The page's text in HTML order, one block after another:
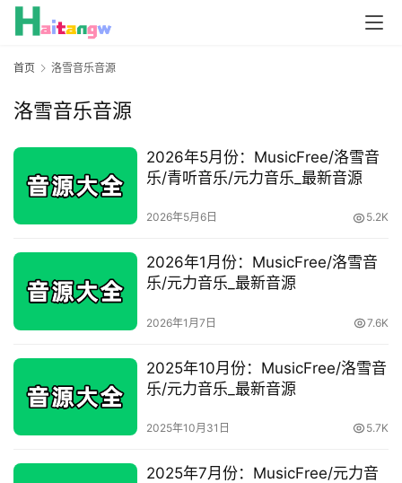
首页 洛雪音乐音源
洛雪音乐音源
2026年5月份：MusicFree/洛雪音
乐/青听音乐/元力音乐_最新音源
2026年5月6日 5.2K
2026年1月份：MusicFree/洛雪音
乐/元力音乐_最新音源
2026年1月7日 7.6K
2025年10月份：MusicFree/洛雪音
乐/元力音乐_最新音源
2025年10月31日 5.7K
2025年7月份：MusicFree/元力音